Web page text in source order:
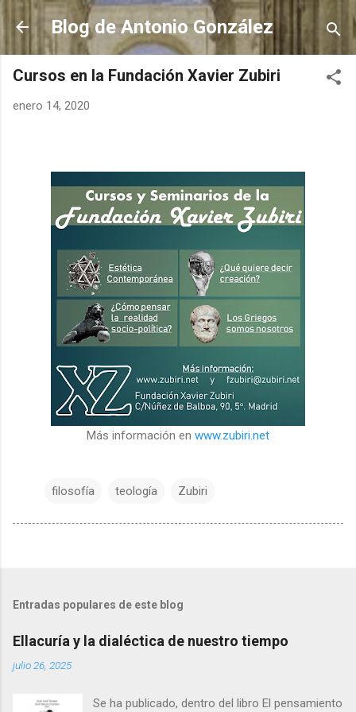
Ir al contenido principal
Blog de Antonio González
Cursos en la Fundación Xavier Zubiri
enero 14, 2020
Más información en www.zubiri.net
filosofía teología Zubiri
Entradas populares de este blog
Ellacuría y la dialéctica de nuestro tiempo
julio 26, 2025
Se ha publicado, dentro del libro El pensamiento